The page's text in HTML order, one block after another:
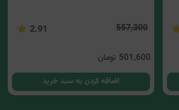
557,300
2.91
501,600 تومان
اضافه کردن به سبد خرید